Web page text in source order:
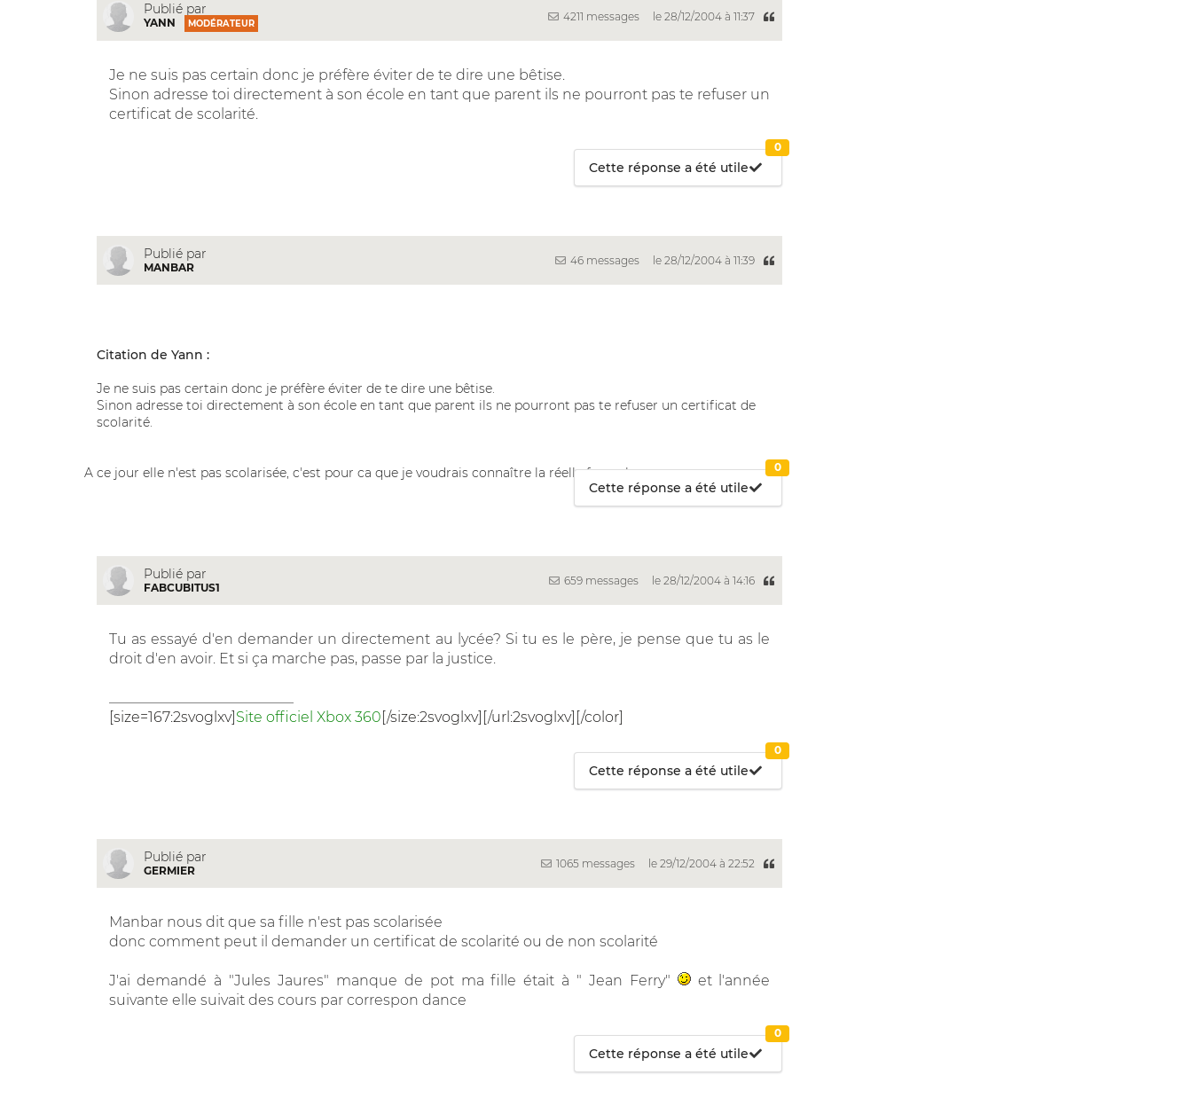
Publié par
YANN MODÉRATEUR
4211 messages le 28/12/2004 à 11:37
Je ne suis pas certain donc je préfère éviter de te dire une bêtise.
Sinon adresse toi directement à son école en tant que parent ils ne pourront pas te refuser un
certificat de scolarité.
Cette réponse a été utile
0
Publié par
MANBAR
46 messages le 28/12/2004 à 11:39
Citation de Yann :
Je ne suis pas certain donc je préfère éviter de te dire une bêtise.
Sinon adresse toi directement à son école en tant que parent ils ne pourront pas te refuser un certificat de
scolarité.
A ce jour elle n'est pas scolarisée, c'est pour ca que je voudrais connaître la réelle formule.........
Cette réponse a été utile
0
Publié par
FABCUBITUS1
659 messages le 28/12/2004 à 14:16
Tu as essayé d'en demander un directement au lycée? Si tu es le père, je pense que tu as le
droit d'en avoir. Et si ça marche pas, passe par la justice.
[size=167:2svoglxv]Site officiel Xbox 360[/size:2svoglxv][/url:2svoglxv][/color]
Cette réponse a été utile
0
Publié par
GERMIER
1065 messages le 29/12/2004 à 22:52
Manbar nous dit que sa fille n'est pas scolarisée
donc comment peut il demander un certificat de scolarité ou de non scolarité
J'ai demandé à "Jules Jaures" manque de pot ma fille était à " Jean Ferry"
et l'année
suivante elle suivait des cours par correspon dance
Cette réponse a été utile
0